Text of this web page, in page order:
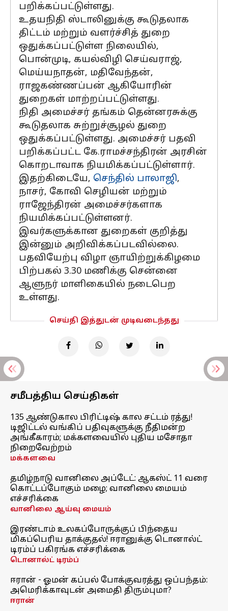
பறிக்கப்பட்டுள்ளது.
உதயநிதி ஸ்டாலினுக்கு கூடுதலாக
திட்டம் மற்றும் வளர்ச்சித் துறை
ஒதுக்கப்பட்டுள்ள நிலையில்,
பொன்முடி, கயல்விழி செய்வராஜ்,
மெய்யநாதன், மதிவேந்தன்,
ராஜகண்ணப்பன் ஆகியோரின்
துறைகள் மாற்றப்பட்டுள்ளது.
நிதி அமைச்சர் தங்கம் தென்னரசுக்கு
கூடுதலாக சுற்றுச்சூழல் துறை
ஒதுக்கப்பட்டுள்ளது. அமைச்சர் பதவி
பறிக்கப்பட்ட கே.ராமச்சந்திரன் அரசின்
கொறடாவாக நியமிக்கப்பட்டுள்ளார்.
இதற்கிடையே, செந்தில் பாலாஜி,
நாசர், கோவி செழியன் மற்றும்
ராஜேந்திரன் அமைச்சர்களாக
நியமிக்கப்பட்டுள்ளனர்.
இவர்களுக்கான துறைகள் குறித்து
இன்னும் அறிவிக்கப்படவில்லை.
பதவியேற்பு விழா ஞாயிற்றுக்கிழமை
பிற்பகல் 3.30 மணிக்கு சென்னை
ஆளுநர் மாளிகையில் நடைபெற
உள்ளது.
செய்தி இத்துடன் முடிவடைந்தது
சமீபத்திய செய்திகள்
135 ஆண்டுகால பிரிட்டிஷ் கால சட்டம் ரத்து!
டிஜிட்டல் வங்கிப் பதிவுகளுக்கு நீதிமன்ற
அங்கீகாரம்; மக்களவையில் புதிய மசோதா
நிறைவேற்றம்
மக்களவை
தமிழ்நாடு வானிலை அப்டேட்: ஆகஸ்ட் 11 வரை
கொட்டப்போகும் மழை; வானிலை மையம்
எச்சரிக்கை
வானிலை ஆய்வு மையம்
இரண்டாம் உலகப்போருக்குப் பிந்தைய
மிகப்பெரிய தாக்குதல்! ஈரானுக்கு டொனால்ட்
டிரம்ப் பகிரங்க எச்சரிக்கை
டொனால்ட் டிரம்ப்
ஈரான் - ஓமன் கப்பல் போக்குவரத்து ஒப்பந்தம்:
அமெரிக்காவுடன் அமைதி திரும்புமா?
ஈரான்